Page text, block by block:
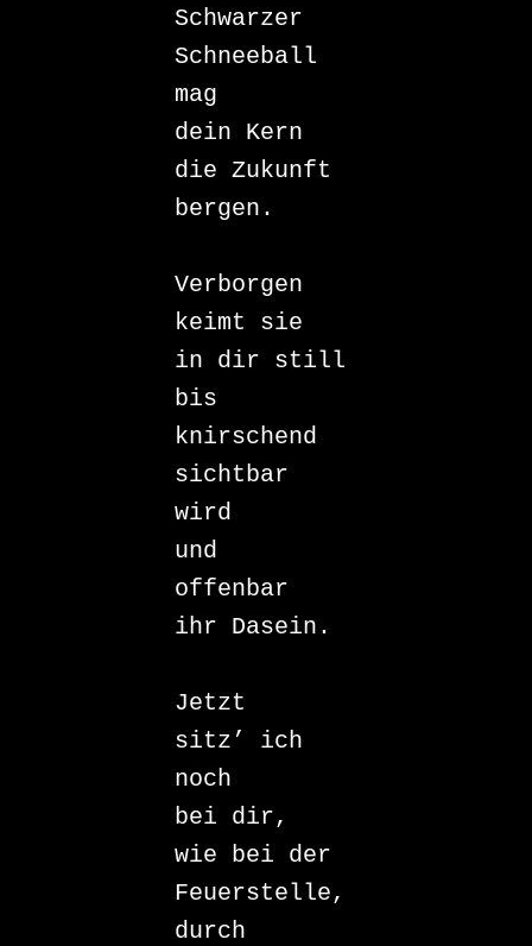
Schwarzer
Schneeball
mag
dein Kern
die Zukunft
bergen.
Verborgen
keimt sie
in dir still
bis
knirschend
sichtbar
wird
und
offenbar
ihr Dasein.
Jetzt
sitz’ ich
noch
bei dir,
wie bei der
Feuerstelle,
durch